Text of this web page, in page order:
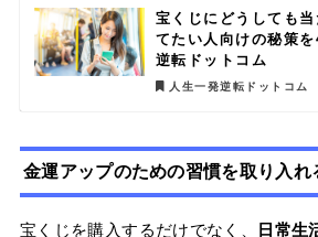
宝くじにどうしても
てたい人向けの秘策
逆転ドットコム
人生一発逆転ドットコム
金運アップのための習慣を取り入れ
宝くじを購入するだけでなく、
日常生